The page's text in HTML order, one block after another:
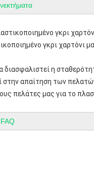
γκρι
γκρι χαρτόνι
διασφαλιστεί η
στην απαίτηση των
πελάτες μας για το
FAQ